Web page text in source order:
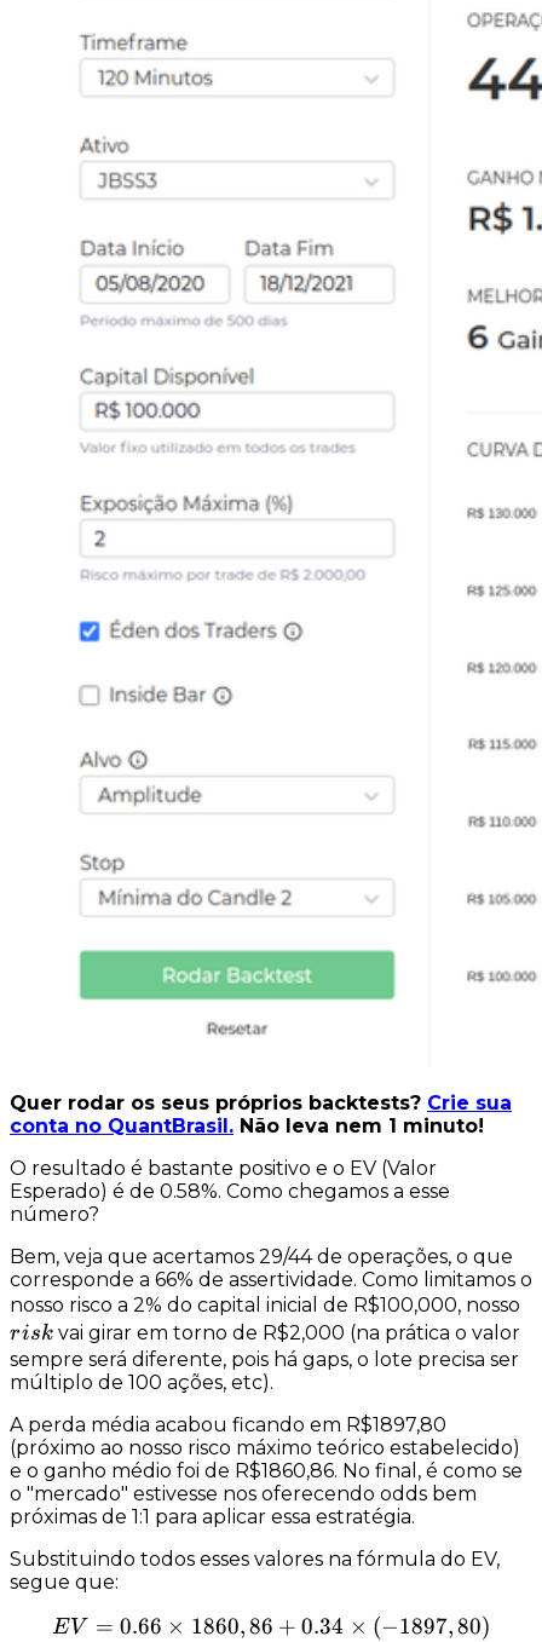
Quer rodar os seus próprios backtests? Crie sua
conta no QuantBrasil. Não leva nem 1 minuto!
O resultado é bastante positivo e o EV (Valor
Esperado) é de 0.58%. Como chegamos a esse
número?
Bem, veja que acertamos 29/44 de operações, o que
corresponde a 66% de assertividade. Como limitamos o
nosso risco a 2% do capital inicial de R$100,000, nosso
risk vai girar em torno de R$2,000 (na prática o valor
sempre será diferente, pois há gaps, o lote precisa ser
múltiplo de 100 ações, etc).
A perda média acabou ficando em R$1897,80
(próximo ao nosso risco máximo teórico estabelecido)
e o ganho médio foi de R$1860,86. No final, é como se
o "mercado" estivesse nos oferecendo odds bem
próximas de 1:1 para aplicar essa estratégia.
Substituindo todos esses valores na fórmula do EV,
segue que:
EV = 0.66 \times 1860,86
EV = 0.66 × 1860,86 + 0.34 × (−1897,80)